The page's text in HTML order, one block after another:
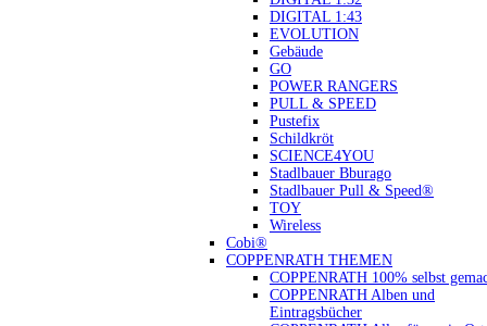
DIGITAL 1:43
EVOLUTION
Gebäude
GO
POWER RANGERS
PULL & SPEED
Pustefix
Schildkröt
SCIENCE4YOU
Stadlbauer Bburago
Stadlbauer Pull & Speed®
TOY
Wireless
Cobi®
COPPENRATH THEMEN
COPPENRATH 100% selbst
COPPENRATH Alben und
Eintragsbücher